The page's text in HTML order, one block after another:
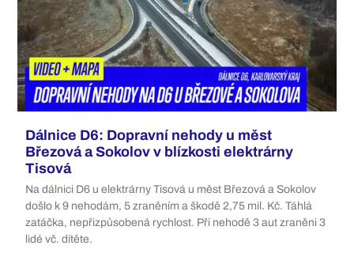
Dálnice D6: Dopravní nehody u měst
Březová a Sokolov v blízkosti elektrárny
Tisová
Na dálnici D6 u elektrárny Tisová u měst Březová a Sokolov
došlo k 9 nehodám, 5 zraněním a škodě 2,75 mil. Kč. Táhlá
zatáčka, nepřizpůsobená rychlost. Při nehodě 3 aut zraněni 3
lidé vč. dítěte.